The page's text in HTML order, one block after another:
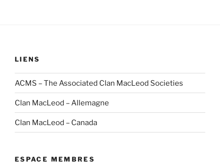
LIENS
ACMS – The Associated Clan MacLeod Societies
Clan MacLeod – Allemagne
Clan MacLeod – Canada
ESPACE MEMBRES